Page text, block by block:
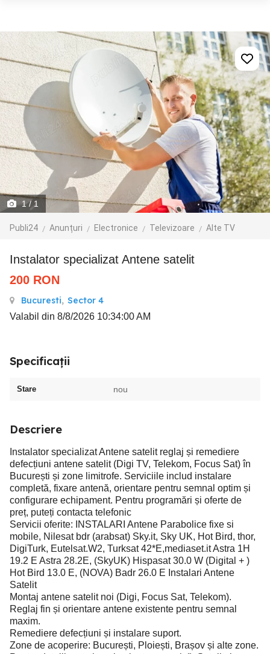
1/ 1
Publi24 Anunțuri Electronice Televizoare Alte TV
Instalator specializat Antene satelit
200 RON
Bucuresti, Sector 4
Valabil din 8/8/2026 10:34:00 AM
Specificații
Stare nou
Descriere
Instalator specializat Antene satelit reglaj și remediere
defecțiuni antene satelit (Digi TV, Telekom, Focus Sat) în
București și zone limitrofe. Serviciile includ instalare
completă, fixare antenă, orientare pentru semnal optim și
configurare echipament. Pentru programări și oferte de
preț, puteți contacta telefonic
Servicii oferite: INSTALARI Antene Parabolice fixe si
mobile, Nilesat bdr (arabsat) Sky.it, Sky UK, Hot Bird, thor,
DigiTurk, Eutelsat.W2, Turksat 42*E,mediaset.it Astra 1H
19.2 E Astra 28.2E, (SkyUK) Hispasat 30.0 W (Digital + )
Hot Bird 13.0 E, (NOVA) Badr 26.0 E Instalari Antene
Satelit
Montaj antene satelit noi (Digi, Focus Sat, Telekom).
Reglaj fin și orientare antene existente pentru semnal
maxim.
Remediere defecțiuni și instalare suport.
Zone de acoperire: București, Ploiești, Brașov și alte zone.